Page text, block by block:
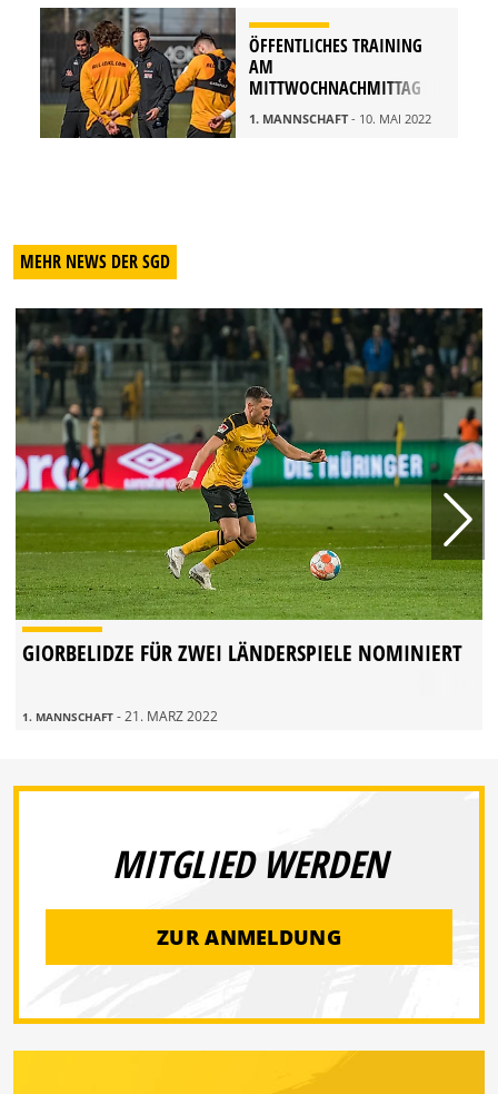
ÖFFENTLICHES TRAINING
AM
MITTWOCHNACHMITTAG
1. MANNSCHAFT- 10. MAI 2022
MEHR NEWS DER SGD
GIORBELIDZE FÜR ZWEI LÄNDERSPIELE NOMINIERT
1. MANNSCHAFT - 21. MÄRZ 2022
MITGLIED WERDEN
ZUR ANMELDUNG